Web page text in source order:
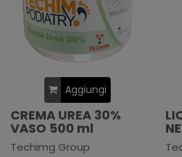
Aggiungi
CREMA UREA 30%
VASO 500 ml
Techimg Group